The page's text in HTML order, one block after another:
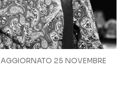
AGGIORNATO 25 NOVEMBRE